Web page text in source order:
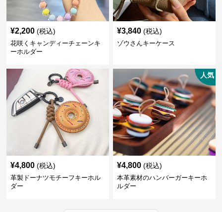
¥2,200 (税込)
花咲くキャンディーチェーンキ
ーホルダー
¥3,840 (税込)
ゾウさんキーケース
¥4,800 (税込)
革製ドーナツモチーフキーホル
ダー
人気
¥4,800 (税込)
本革素材のハンバーガーキーホ
ルダー